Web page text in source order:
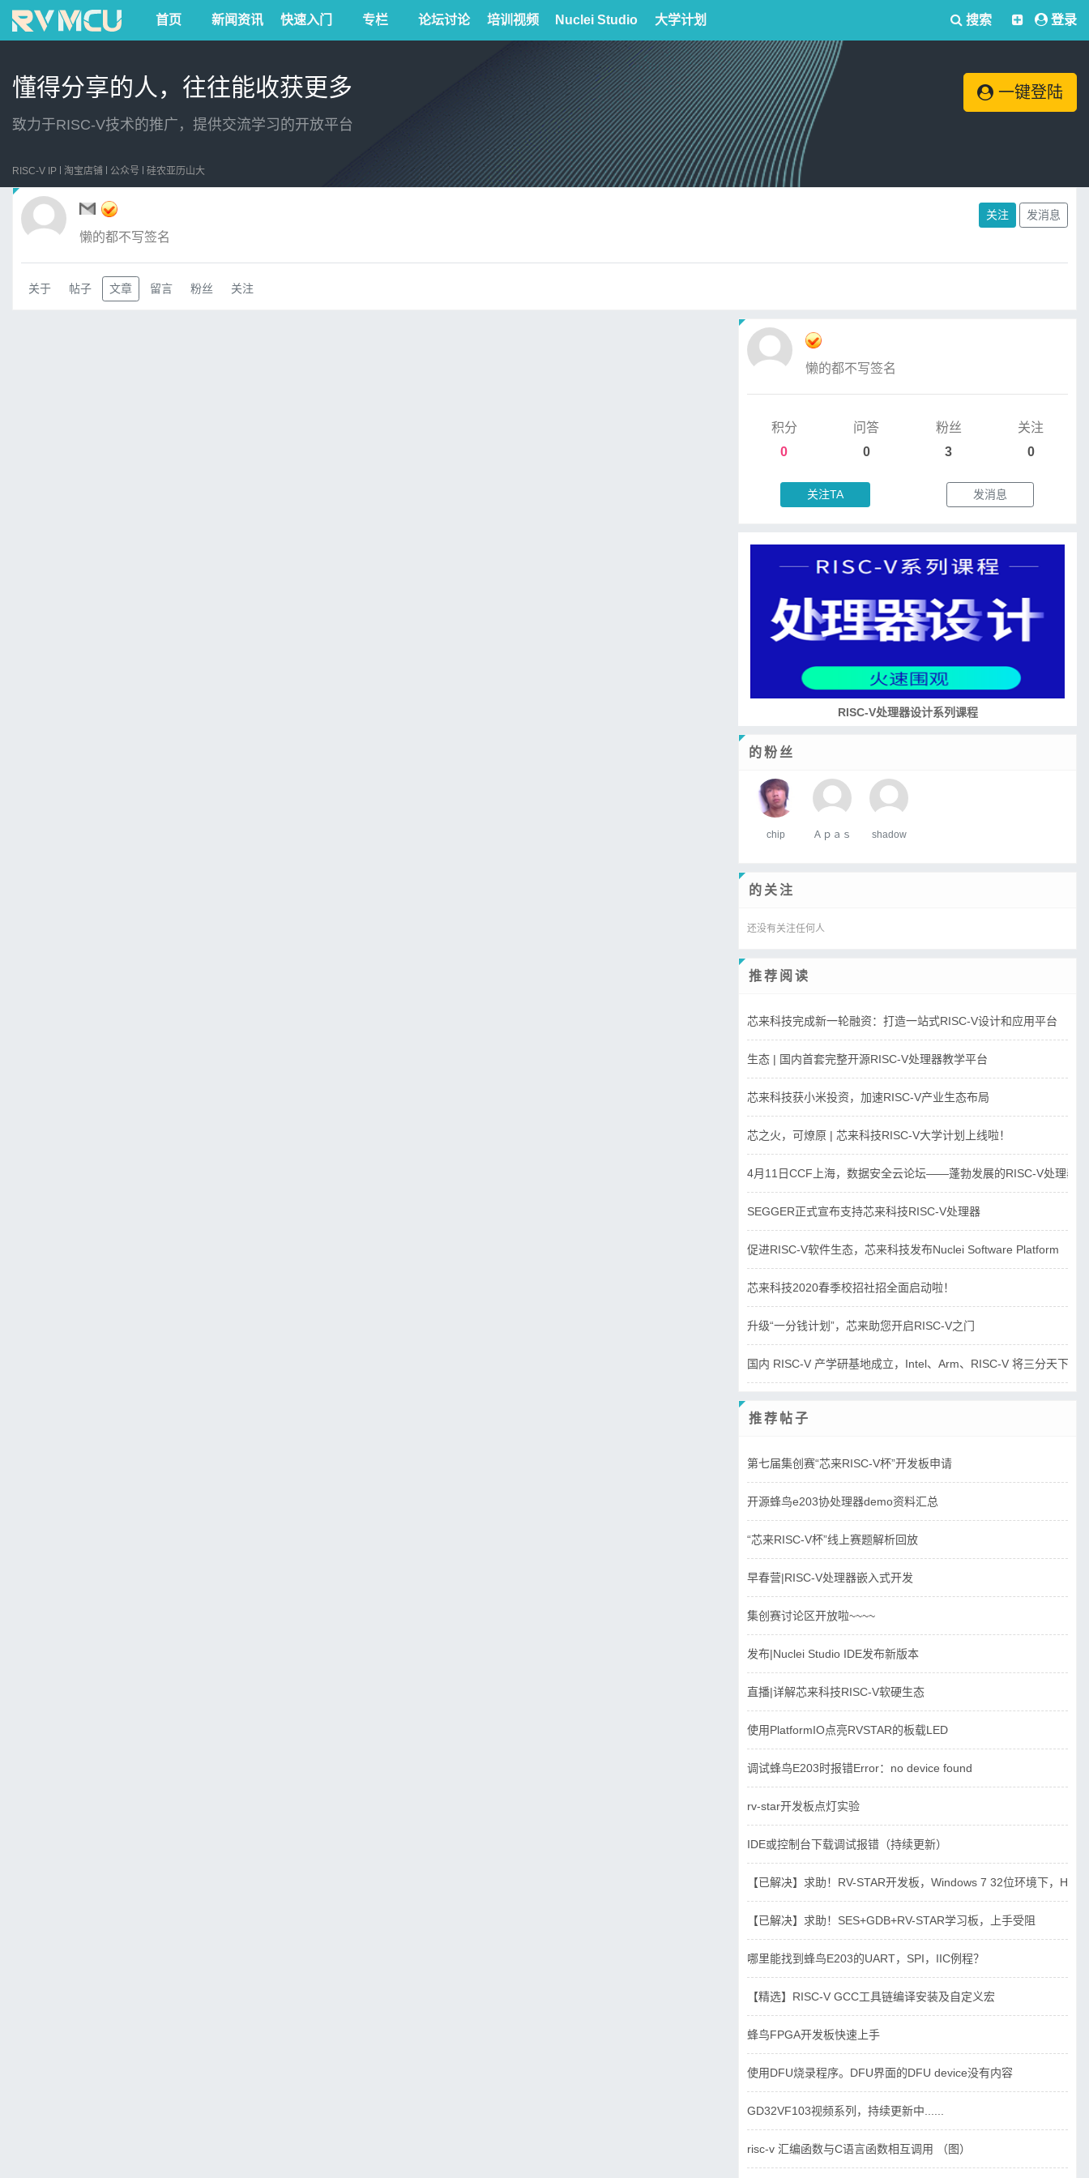
首页 新闻资讯 快速入门 专栏 论坛讨论 培训视频 Nuclei Studio 大学计划 搜索 登录
懂得分享的人，往往能收获更多
致力于RISC-V技术的推广，提供交流学习的开放平台
一键登陆
RISC-V IP 淘宝店铺 公众号 硅农亚历山大
懒的都不写签名
关注 发消息
关于 帖子 文章 留言 粉丝 关注
懒的都不写签名
积分
0
问答
0
粉丝
3
关注
0
关注TA 发消息
培养RISC-V大学土壤 共建RISC-V教育生态
的粉丝
chip Ａｐａｓ shadow
的关注
还没有关注任何人
推荐阅读
芯来科技完成新一轮融资：打造一站式RISC-V设计和应用平台
生态 | 国内首套完整开源RISC-V处理器教学平台
芯来科技获小米投资，加速RISC-V产业生态布局
芯之火，可燎原 | 芯来科技RISC-V大学计划上线啦！
4月11日CCF上海，数据安全云论坛——蓬勃发展的RISC-V处理器
SEGGER正式宣布支持芯来科技RISC-V处理器
促进RISC-V软件生态，芯来科技发布Nuclei Software Platform
芯来科技2020春季校招社招全面启动啦！
升级“一分钱计划”，芯来助您开启RISC-V之门
国内 RISC-V 产学研基地成立，Intel、Arm、RISC-V 将三分天下？
推荐帖子
第七届集创赛“芯来RISC-V杯”开发板申请
开源蜂鸟e203协处理器demo资料汇总
“芯来RISC-V杯”线上赛题解析回放
早春营|RISC-V处理器嵌入式开发
集创赛讨论区开放啦~~~~
发布|Nuclei Studio IDE发布新版本
直播|详解芯来科技RISC-V软硬生态
使用PlatformIO点亮RVSTAR的板载LED
调试蜂鸟E203时报错Error：no device found
rv-star开发板点灯实验
IDE或控制台下载调试报错（持续更新）
【已解决】求助！RV-STAR开发板，Windows 7 32位环境下，
【已解决】求助！SES+GDB+RV-STAR学习板，上手受阻
哪里能找到蜂鸟E203的UART，SPI，IIC例程？
【精选】RISC-V GCC工具链编译安装及自定义宏
蜂鸟FPGA开发板快速上手
使用DFU烧录程序。DFU界面的DFU device没有内容
GD32VF103视频系列，持续更新中......
risc-v 汇编函数与C语言函数相互调用 （图）